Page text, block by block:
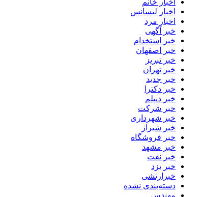
اخبار خانم
اخبار لیسانس
اخبار مرد
خبر آگهی
خبر استخدام
خبر اصفهان
خبر تبریز
خبر تهران
خبر جدید
خبر دکترا
خبر دیپلم
خبر شرکت
خبر شهرداری
خبر شیراز
خبر فروشگاه
خبر مشهد
خبر نفت
خبر یزد
خبرارتشی
دسته‌بندی نشده